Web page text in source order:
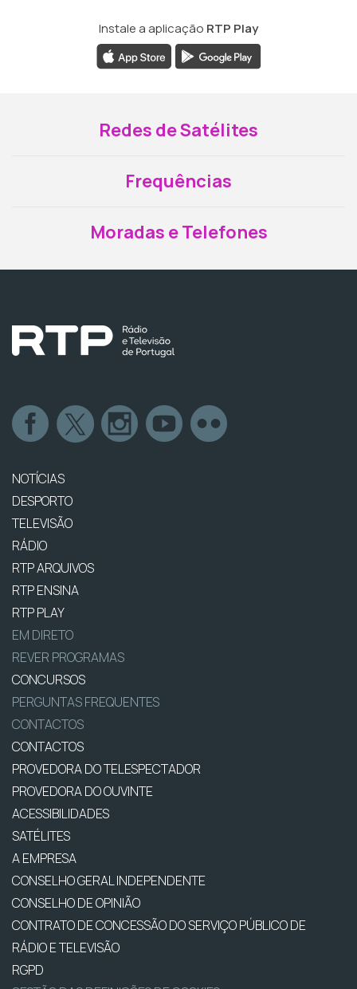
Instale a aplicação RTP Play
Redes de Satélites
Frequências
Moradas e Telefones
NOTÍCIAS
DESPORTO
TELEVISÃO
RÁDIO
RTP ARQUIVOS
RTP ENSINA
RTP PLAY
EM DIRETO
REVER PROGRAMAS
CONCURSOS
PERGUNTAS FREQUENTES
CONTACTOS
CONTACTOS
PROVEDORA DO TELESPECTADOR
PROVEDORA DO OUVINTE
ACESSIBILIDADES
SATÉLITES
A EMPRESA
CONSELHO GERAL INDEPENDENTE
CONSELHO DE OPINIÃO
CONTRATO DE CONCESSÃO DO SERVIÇO PÚBLICO DE
RÁDIO E TELEVISÃO
RGPD